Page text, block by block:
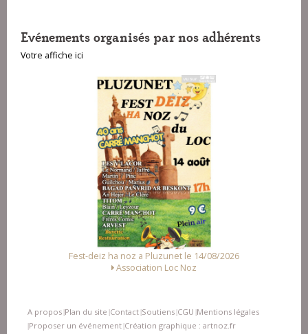
Evénements organisés par nos adhérents
Votre affiche ici
Fest Noz a Arzal le 15/08/2026
Alliance des Associations d'Arzal
A propos |Plan du site |Contact |Soutiens |CGU |Mentions légales
|Proposer un événement |Création graphique : artnoz.fr